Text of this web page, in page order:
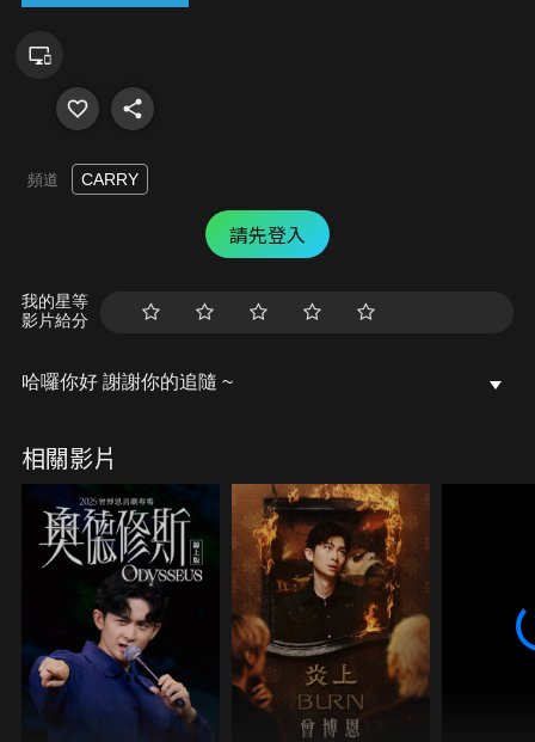
頻道 CARRY
請先登入
我的星等
影片給分
哈囉你好 謝謝你的追隨 ~
相關影片